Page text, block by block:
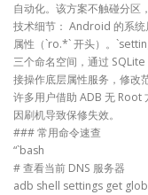
自动化。该方案不触碰分区
技术细节： Android 的系
属性（`ro.*` 开头）。
三个命名空间，通过
接操作底层属性服务，修改
许多用户借助 ADB 无 Root
因刷机导致保修失效。
### 常用命令速查
“`bash
# 查看当前 DNS 服务器
adb shell settings get